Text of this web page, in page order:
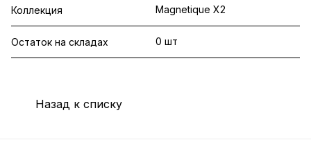
Коллекция Magnetique X2
Остаток на складах 0 шт
Назад к списку